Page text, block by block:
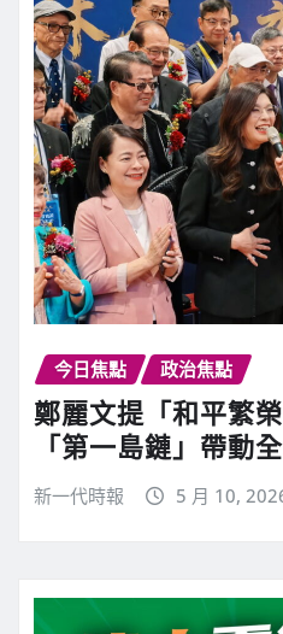
今日焦點 政治焦點
鄭麗文提「和平繁
「第一島鏈」帶動
新一代時報 5 月 10,